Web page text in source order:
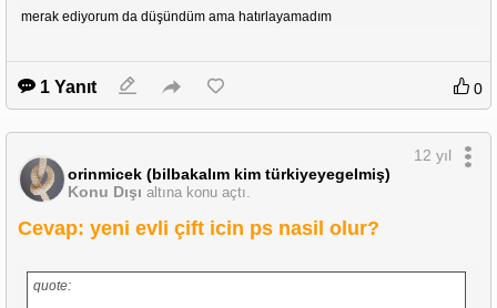
merak ediyorum da düşündüm ama hatırlayamadım
1 Yanıt 0
orinmicek (bilbakalım kim türkiyeyegelmiş)
Konu Dışı altına konu açtı.
12 yıl
Cevap: yeni evli çift icin ps nasil olur?
quote: